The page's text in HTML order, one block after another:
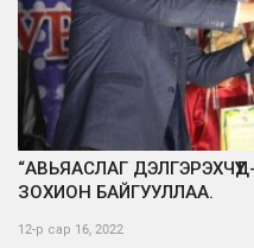
“АВЬЯАСЛАГ
ЗОХИОН БАЙГУУЛЛАА.
12-р сар 16, 2022